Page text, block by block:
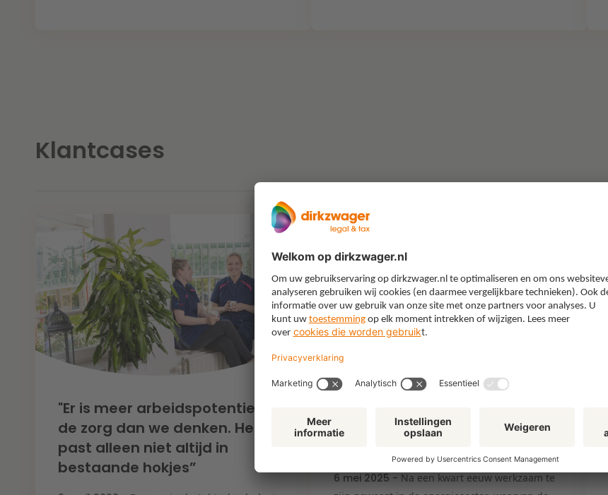
Klantcases
"Er is meer arbeidspotentieel in
de zorg dan we denken. Het
past alleen niet altijd in
bestaande hokjes”
lessen uit een juridische
6 mei 2025 - Na een kwart eeuw werkzaam te